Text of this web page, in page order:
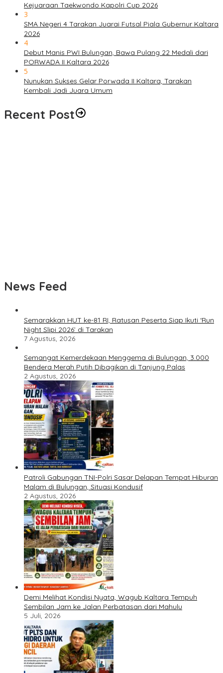
Kejuaraan Taekwondo Kapolri Cup 2026
3
SMA Negeri 4 Tarakan Juarai Futsal Piala Gubernur Kaltara
2026
4
Debut Manis PWI Bulungan, Bawa Pulang 22 Medali dari
PORWADA II Kaltara 2026
5
Nunukan Sukses Gelar Porwada II Kaltara, Tarakan
Kembali Jadi Juara Umum
Recent Post
News Feed
Semarakkan HUT ke-81 RI, Ratusan Peserta Siap Ikuti ‘Run
Night Slipi 2026’ di Tarakan
7 Agustus, 2026
Semangat Kemerdekaan Menggema di Bulungan, 3.000
Bendera Merah Putih Dibagikan di Tanjung Palas
2 Agustus, 2026
Patroli Gabungan TNI-Polri Sasar Delapan Tempat Hiburan
Malam di Bulungan, Situasi Kondusif
2 Agustus, 2026
Demi Melihat Kondisi Nyata, Wagub Kaltara Tempuh
Sembilan Jam ke Jalan Perbatasan dari Mahulu
5 Juli, 2026